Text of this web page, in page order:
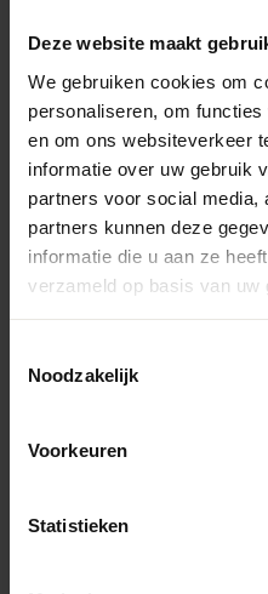
Deze website maakt
We gebruiken cookies om
personaliseren, om
en om ons websiteverkeer
informatie over uw gebruik
partners voor social media,
partners kunnen deze
informatie die u aan ze
verzameld op basis van
Noodzakelijk
Voorkeuren
Statistieken
Bekijk de vestigingen
Of neem direct
op
Contact opnemen